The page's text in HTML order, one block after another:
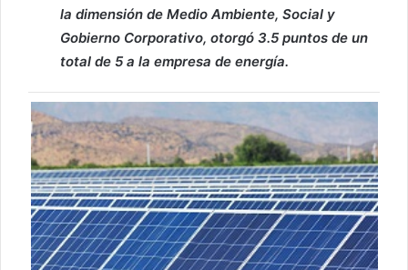
la dimensión de Medio Ambiente, Social y
Gobierno Corporativo, otorgó 3.5 puntos de un
total de 5 a la empresa de energía.